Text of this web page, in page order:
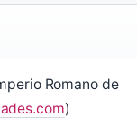
Romano de
)